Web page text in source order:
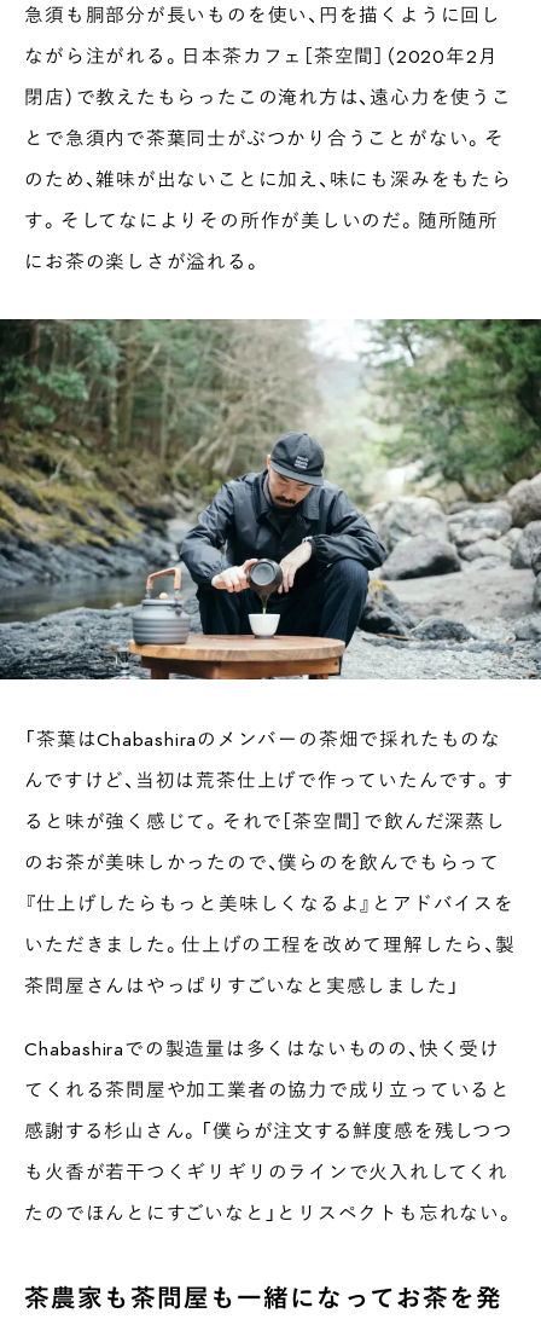
急須も胴部分が長いものを使い、円を描くように回し
ながら注がれる。日本茶カフェ［茶空間］（2020年2月
閉店）で教えたもらったこの淹れ方は、遠心力を使うこ
とで急須内で茶葉同士がぶつかり合うことがない。そ
のため、雑味が出ないことに加え、味にも深みをもたら
す。そしてなによりその所作が美しいのだ。随所随所
にお茶の楽しさが溢れる。
「茶葉はChabashiraのメンバーの茶畑で採れたものな
んですけど、当初は荒茶仕上げで作っていたんです。す
ると味が強く感じて。それで［茶空間］で飲んだ深蒸し
のお茶が美味しかったので、僕らのを飲んでもらって
『仕上げしたらもっと美味しくなるよ』とアドバイスを
いただきました。仕上げの工程を改めて理解したら、製
茶問屋さんはやっぱりすごいなと実感しました」
Chabashiraでの製造量は多くはないものの、快く受け
てくれる茶問屋や加工業者の協力で成り立っていると
感謝する杉山さん。「僕らが注文する鮮度感を残しつつ
も火香が若干つくギリギリのラインで火入れしてくれ
たのでほんとにすごいなと」とリスペクトも忘れない。
茶農家も茶問屋も一緒になってお茶を発